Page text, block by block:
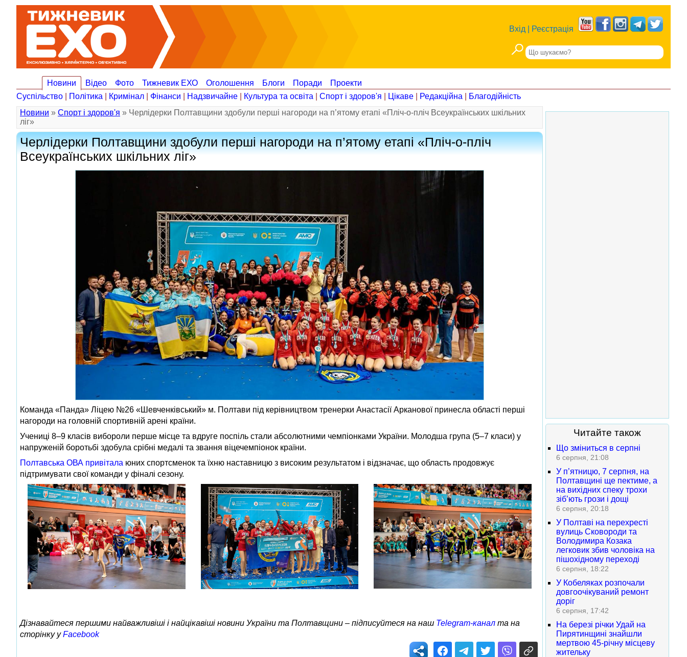
Вхід Реєстрація
Новини Відео Фото Тижневик ЕХО Оголошення Блоги Поради
Проекти
Суспільство
Політика Кримінал Фінанси Надзвичайне Культура та освіта Спорт і здоров'я Цікаве Редакційна
Благодійність
Новини » Спорт і здоров'я » Черлідерки Полтавщини здобули перші нагороди на п’ятому етапі «Пліч-о-пліч Всеукраїнських шкільних
ліг»
Черлідерки Полтавщини здобули перші нагороди на п’ятому етапі «Пліч-о-пліч
Всеукраїнських шкільних ліг»
Команда «Панда» Ліцею №26 «Шевченківський» м. Полтави під керівництвом тренерки Анастасії Арканової принесла області перші
нагороди на головній спортивній арені країни.
Учениці 8–9 класів вибороли перше місце та вдруге поспіль стали абсолютними чемпіонками України. Молодша група (5–7 класи) у
напруженій боротьбі здобула срібні медалі та звання віцечемпіонок країни.
Полтавська ОВА привітала юних спортсменок та їхню наставницю з високим результатом і відзначає, що область продовжує
підтримувати свої команди у фіналі сезону.
Дізнавайтеся першими найважливіші і найцікавіші новини України та Полтавщини – підписуйтеся на наш Telegram-канал та на
сторінку уFacebook
Читайте також
Що зміниться в серпні
6 серпня, 21:08
У п’ятницю, 7 серпня, на
Полтавщині ще пектиме, а
на вихідних спеку трохи
зіб’ють грози і дощі
6 серпня, 20:18
У Полтаві на перехресті
вулиць Сковороди та
Володимира Козака
легковик збив чоловіка на
пішохідному переході
6 серпня, 18:22
У Кобеляках розпочали
довгоочікуваний ремонт
доріг
6 серпня, 17:42
На березі річки Удай на
Пирятинщині знайшли
мертвою 45-річну місцеву
жительку